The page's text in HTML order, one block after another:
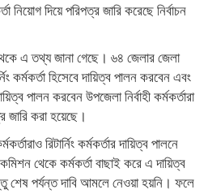
নিয়োগ দিয়ে পরিপত্র জারি করেছে নির্বাচন
এ তথ্য জানা গেছে। ৬৪ জেলার জেলা
কর্মকর্তা হিসেবে দায়িত্ব পালন করবেন এবং
পালন করবেন উপজেলা নির্বাহী কর্মকর্তারা
করা হয়েছে।
রিটার্নিং কর্মকর্তার দায়িত্ব পালনে
থেকে কর্মকর্তা বাছাই করে এ দায়িত্ব
শেষ পর্যন্ত দাবি আমলে নেওয়া হয়নি। ফলে